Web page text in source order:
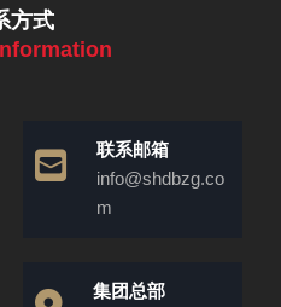
方式
联系邮箱
info@shdbzg.co
m
集团总部